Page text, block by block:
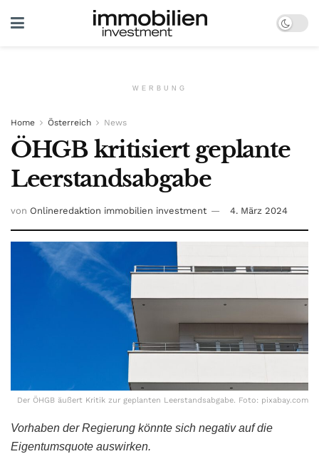
WERBUNG
Home Österreich News
ÖHGB kritisiert geplante
Leerstandsabgabe
von Onlineredaktion immobilien investment 4. März 2024
Der ÖHGB äußert Kritik zur geplanten Leerstandsabgabe. Foto: pixabay.com
Vorhaben der Regierung könnte sich negativ auf die
Eigentumsquote auswirken.